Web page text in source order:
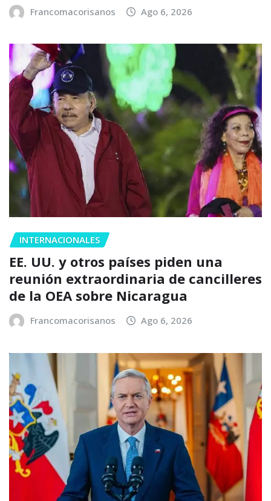
Francomacorisanos Ago 6, 2026
INTERNACIONALES
EE. UU. y otros países piden una
reunión extraordinaria de cancilleres
de la OEA sobre Nicaragua
Francomacorisanos Ago 6, 2026